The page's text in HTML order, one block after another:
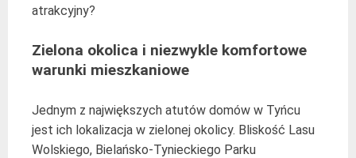
atrakcyjny?
Zielona okolica i niezwykle komfortowe
warunki mieszkaniowe
Jednym z największych atutów domów w Tyńcu
jest ich lokalizacja w zielonej okolicy. Bliskość Lasu
Wolskiego, Bielańsko-Tynieckiego Parku